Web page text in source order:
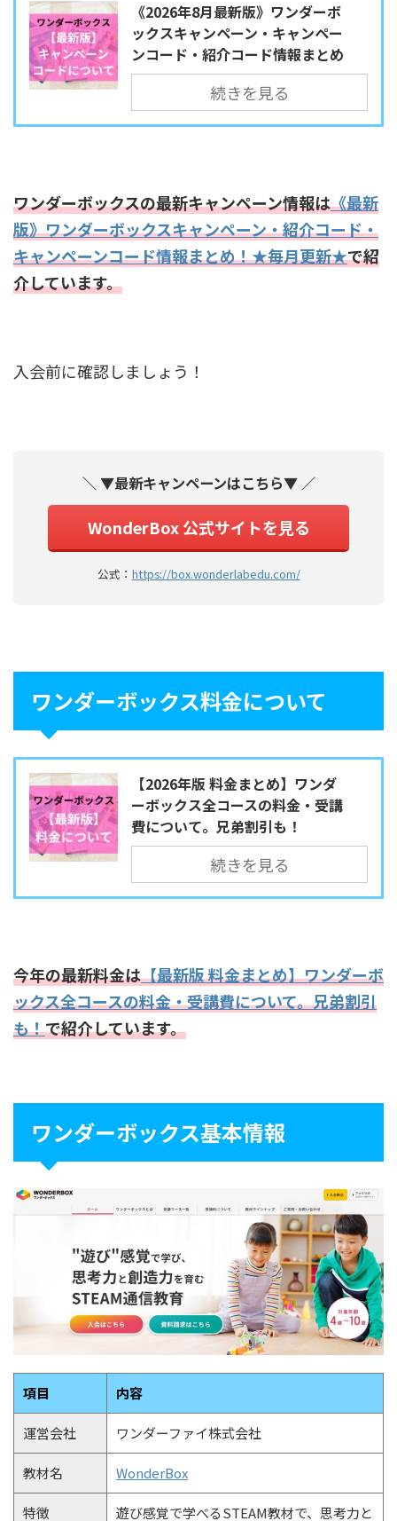
《2026年8月最新版》ワンダーボ
ックスキャンペーン・キャンペー
ンコード・紹介コード情報まとめ
続きを見る
ワンダーボックスの最新キャンペーン情報は《最新
版》ワンダーボックスキャンペーン・紹介コード・
キャンペーンコード情報まとめ！★毎月更新★で紹
介しています。
入会前に確認しましょう！
＼ ▼最新キャンペーンはこちら▼ ／
WonderBox 公式サイトを見る
公式： https://box.wonderlabedu.com/
ワンダーボックス料金について
【2026年版 料金まとめ】ワンダ
ーボックス全コースの料金・受講
費について。兄弟割引も！
続きを見る
今年の最新料金は【最新版 料金まとめ】ワンダーボ
ックス全コースの料金・受講費について。兄弟割引
も！で紹介しています。
ワンダーボックス基本情報
項目 内容
運営会社 ワンダーファイ株式会社
教材名 WonderBox
特徴 遊び感覚で学べるSTEAM教材で、思考力と